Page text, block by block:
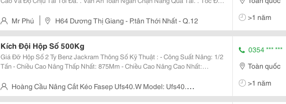
Dõi 1 Cách Dễ Dàng Và An Toàn. . Bơm...
Mr Phú H64 Dương Thị Giang - P.tân Thới Nhất - Q.12
>1 năm
Kích Đội Hộp Số 500Kg
Giá Đỡ Hộp Số 2 Ty Benz Jackram Thông Số Kỹ Thuật : - Công Suất Nâng: 1/2
Tấn - Chiều Cao Nâng Thấp Nhất: 875Mm - Chiều Cao Nâng Cao Nhất:
470Mm - Kích Thước Bàn Nâng: 140~455 X...
Hoàng Cầu Nâng Cắt Kéo Fasep Ufs40.W Model: Ufs40.
H65 Dương Thị Giang, P.tân Thới Nhất, Quận 12
0354 *** ***
Toàn quốc
>1 năm